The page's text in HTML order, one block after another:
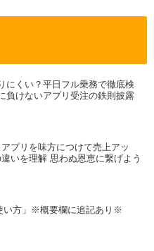
にくい？平日フル乗務で徹底検
けないアプリ受注の鉄則披露
プリを味方につけて売上アッ
いを理解 思わぬ恩恵に繋げよう
い方」※概要欄に追記あり※